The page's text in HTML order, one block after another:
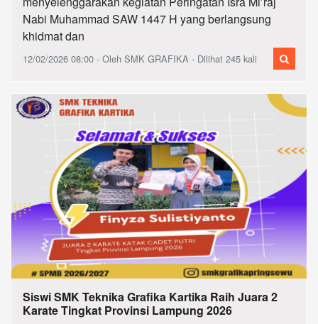
Nabi Muhammad SAW 1447 H yang berlangsung
khidmat dan
12/02/2026 08:00 - Oleh SMK GRAFIKA - Dilihat 245 kali
Siswi SMK Teknika Grafika Kartika Raih Juara 2
Karate Tingkat Provinsi Lampung 2026